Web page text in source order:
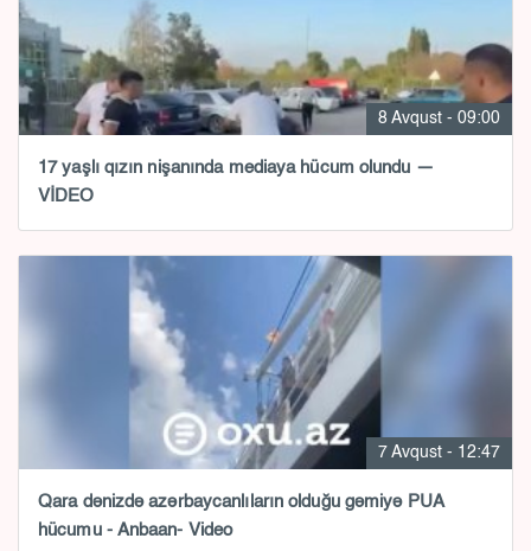
8 Avqust - 09:00
17 yaşlı qızın nişanında mediaya hücum olundu —
VİDEO
7 Avqust - 12:47
Qara dənizdə azərbaycanlıların olduğu gəmiyə PUA
hücumu - Anbaan- Video